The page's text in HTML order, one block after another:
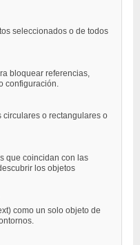
seleccionados o de todos
bloquear referencias,
configuración.
o rectangulares o
que coincidan con las
los objetos
como un solo objeto de